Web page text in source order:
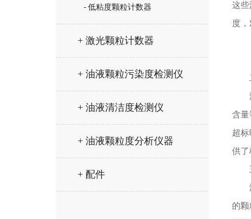
- 低粘度颗粒计数器
+ 激光颗粒计数器
+ 油液颗粒污染度检测仪
+ 油液清洁度检测仪
+ 油液颗粒度分析仪器
+ 配件
这些
度，
二
油
含量
超
供了
三
油
的